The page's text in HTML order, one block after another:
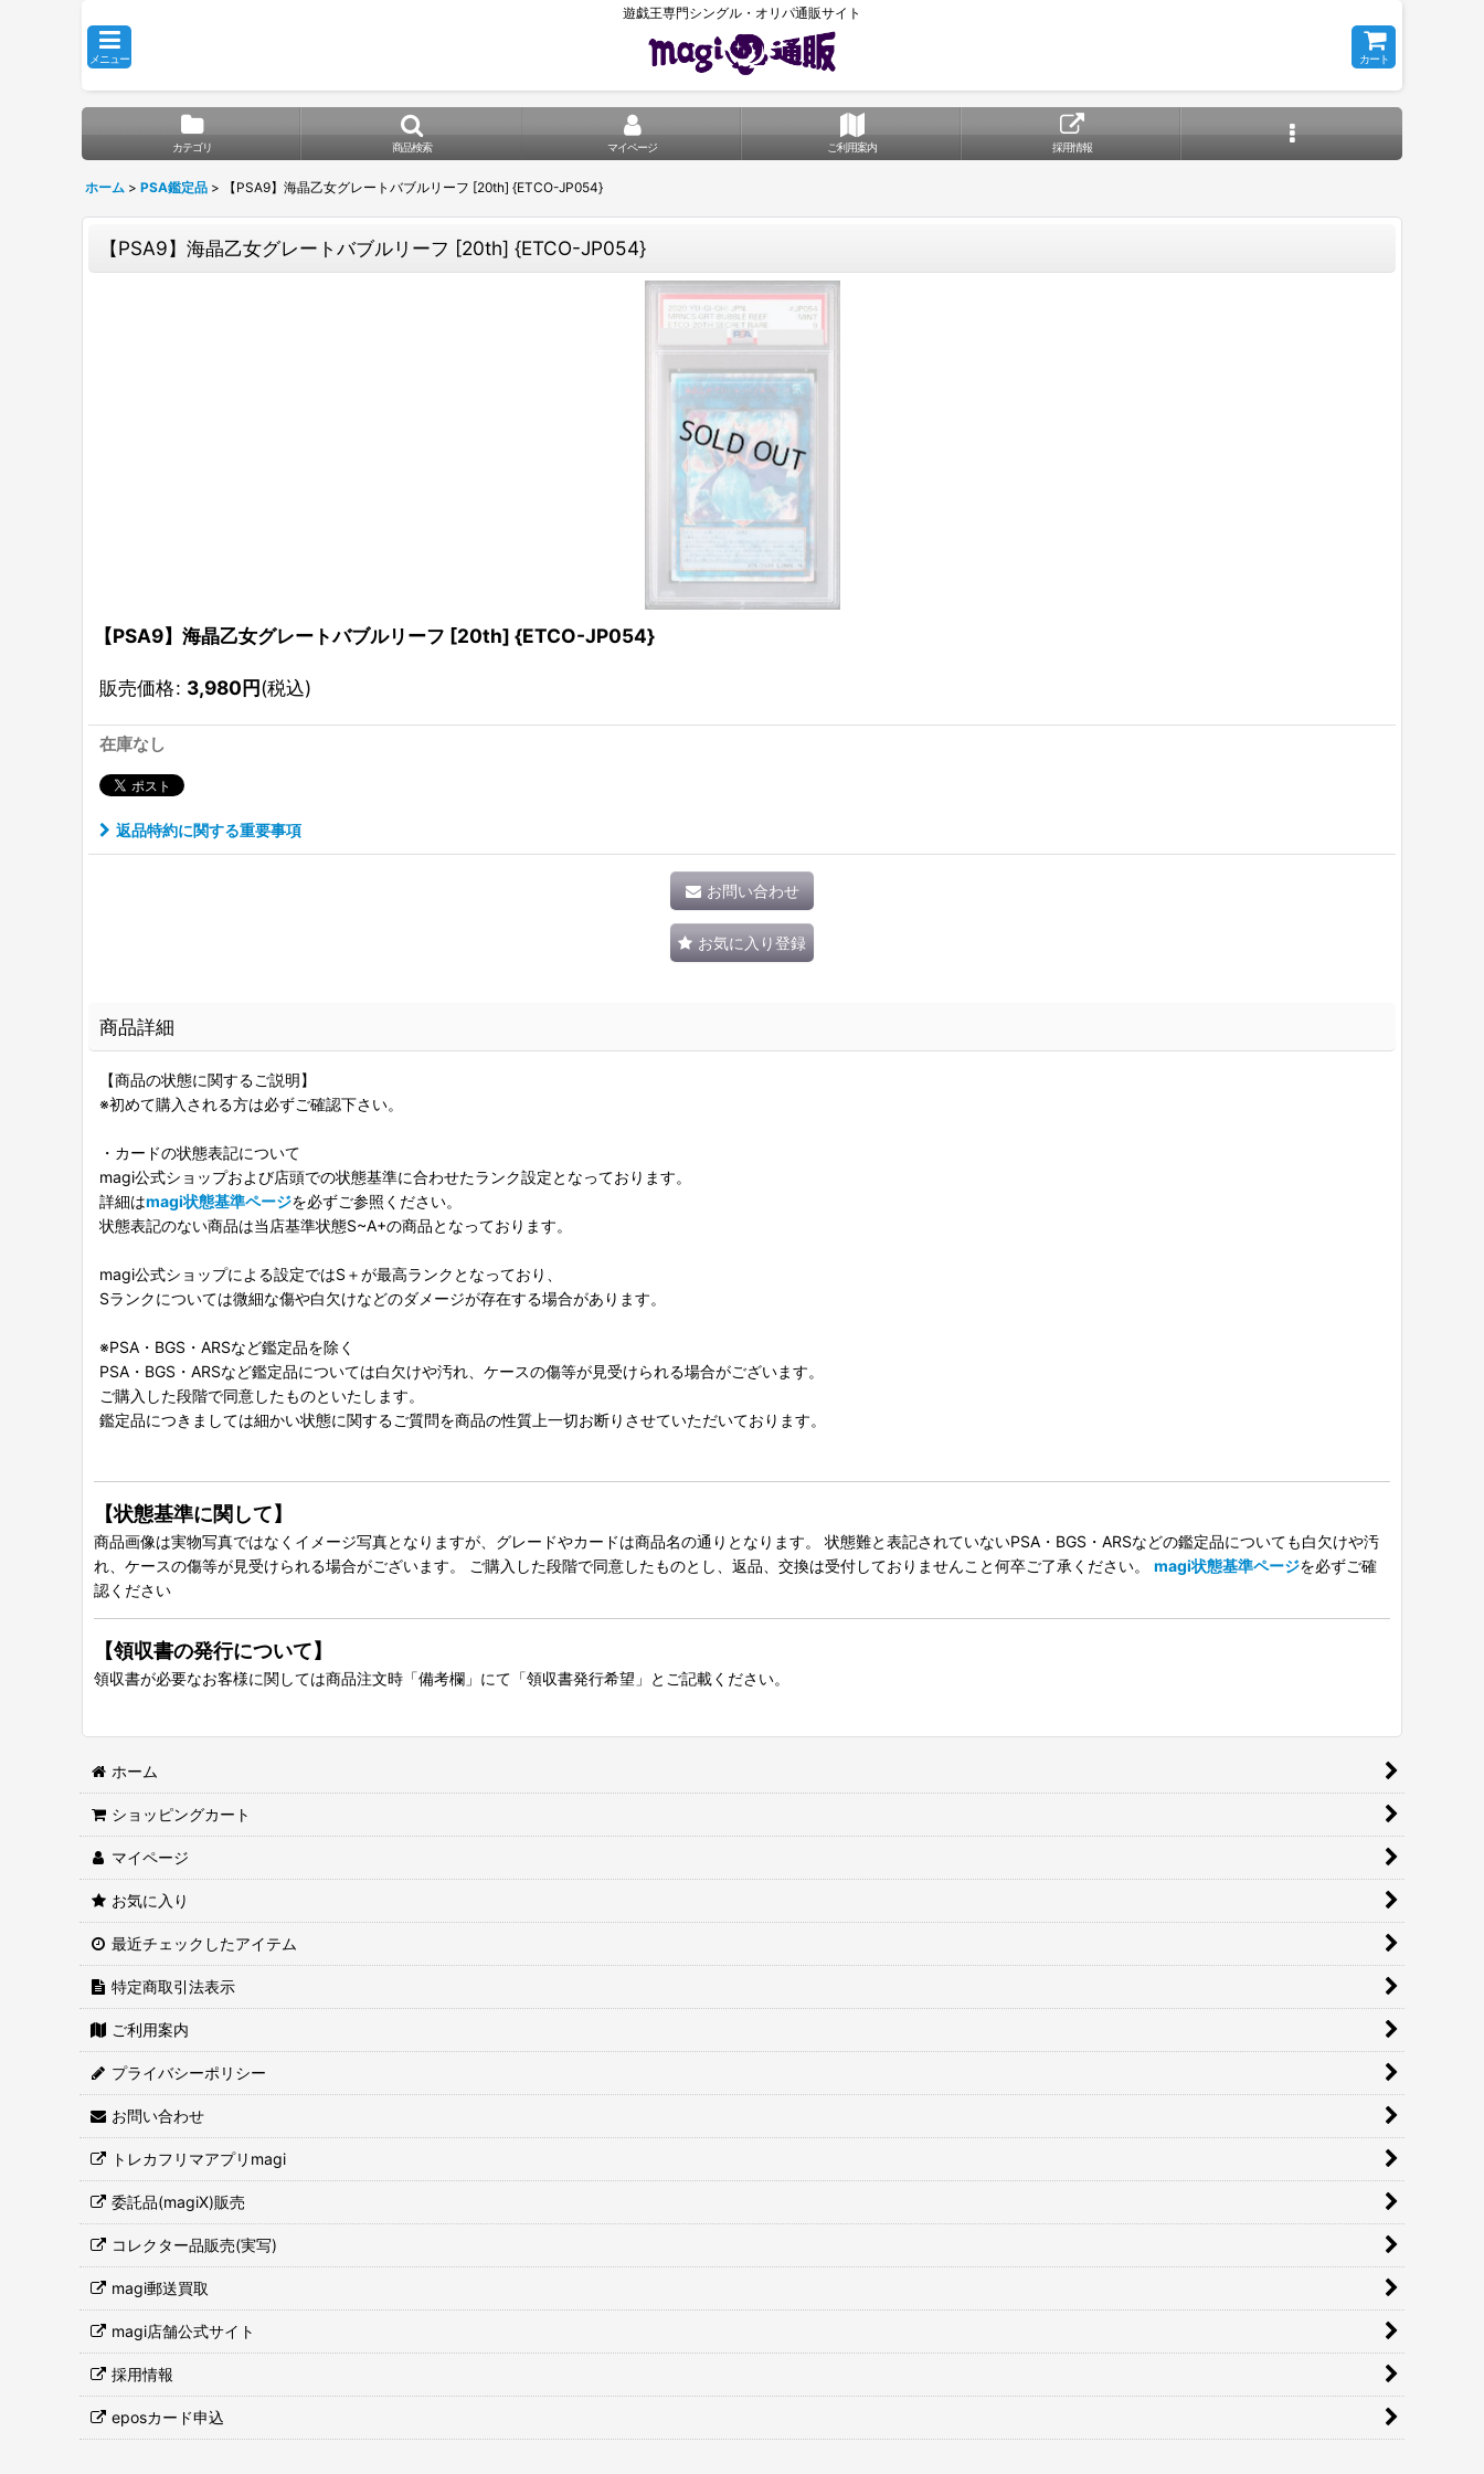
遊戯王専門シングル・オリパ通販サイト
メニュー カート
カテゴリ 商品検索 マイページ ご利用案内 採用情報
ホーム > PSA鑑定品 > 【PSA9】海晶乙女グレートバブルリーフ [20th] {ETCO-JP054}
【PSA9】海晶乙女グレートバブルリーフ [20th] {ETCO-JP054}
【PSA9】海晶乙女グレートバブルリーフ [20th] {ETCO-JP054}
販売価格: 3,980円(税込)
在庫なし
返品特約に関する重要事項
お問い合わせ
お気に入り登録
商品詳細
【商品の状態に関するご説明】
※初めて購入される方は必ずご確認下さい。
・カードの状態表記について
magi公式ショップおよび店頭での状態基準に合わせたランク設定となっております。
詳細はmagi状態基準ページを必ずご参照ください。
状態表記のない商品は当店基準状態S~A+の商品となっております。
magi公式ショップによる設定ではS＋が最高ランクとなっており、
Sランクについては微細な傷や白欠けなどのダメージが存在する場合があります。
※PSA・BGS・ARSなど鑑定品を除く
PSA・BGS・ARSなど鑑定品については白欠けや汚れ、ケースの傷等が見受けられる場合がございます。
ご購入した段階で同意したものといたします。
鑑定品につきましては細かい状態に関するご質問を商品の性質上一切お断りさせていただいております。
【状態基準に関して】
商品画像は実物写真ではなくイメージ写真となりますが、グレードやカードは商品名の通りとなります。 状態難と表記されていないPSA・BGS・ARSなどの鑑定品についても白欠けや汚
れ、ケースの傷等が見受けられる場合がございます。 ご購入した段階で同意したものとし、返品、交換は受付しておりませんこと何卒ご了承ください。 magi状態基準ページを必ずご確
認ください
【領収書の発行について】
領収書が必要なお客様に関しては商品注文時「備考欄」にて「領収書発行希望」とご記載ください。
ホーム
ショッピングカート
マイページ
お気に入り
最近チェックしたアイテム
特定商取引法表示
ご利用案内
プライバシーポリシー
お問い合わせ
トレカフリマアプリmagi
委託品(magiX)販売
コレクター品販売(実写)
magi郵送買取
magi店舗公式サイト
採用情報
eposカード申込